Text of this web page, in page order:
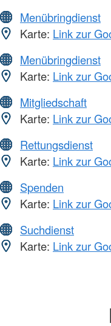
Menübringdienst
Karte: Link zur
Menübringdienst
Karte: Link zur
Mitgliedschaft
Karte: Link zur
Rettungsdienst
Karte: Link zur
Spenden
Karte: Link zur
Suchdienst
Karte: Link zur